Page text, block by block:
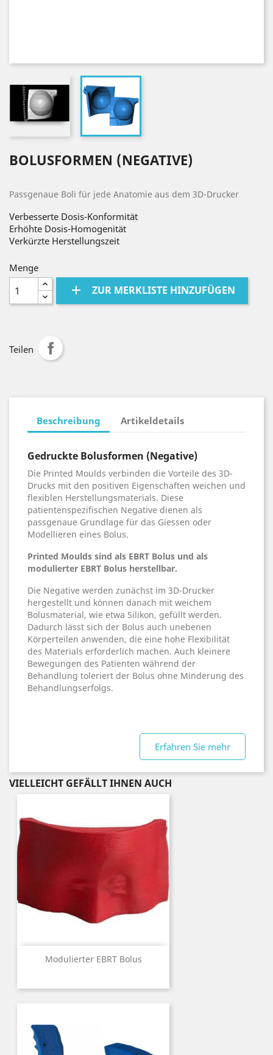
BOLUSFORMEN (NEGATIVE)
Passgenaue Boli für jede Anatomie aus dem 3D-Drucker
Verbesserte Dosis-Konformität
Erhöhte Dosis-Homogenität
Verkürzte Herstellungszeit
Menge
add ZUR MERKLISTE HINZUFÜGEN
Teilen
Beschreibung Artikeldetails
Gedruckte Bolusformen (Negative)
Die Printed Moulds verbinden die Vorteile des 3D-
Drucks mit den positiven Eigenschaften weichen und
flexiblen Herstellungsmaterials. Diese
patientenspezifischen Negative dienen als
passgenaue Grundlage für das Giessen oder
Modellieren eines Bolus.
Printed Moulds sind als EBRT Bolus und als
modulierter EBRT Bolus herstellbar.
Die Negative werden zunächst im 3D-Drucker
hergestellt und können danach mit weichem
Bolusmaterial, wie etwa Silikon, gefüllt werden.
Dadurch lässt sich der Bolus auch unebenen
Körperteilen anwenden, die eine hohe Flexibilität
des Materials erforderlich machen. Auch kleinere
Bewegungen des Patienten während der
Behandlung toleriert der Bolus ohne Minderung des
Behandlungserfolgs.
Erfahren Sie mehr
VIELLEICHT GEFÄLLT IHNEN AUCH
Modulierter EBRT Bolus